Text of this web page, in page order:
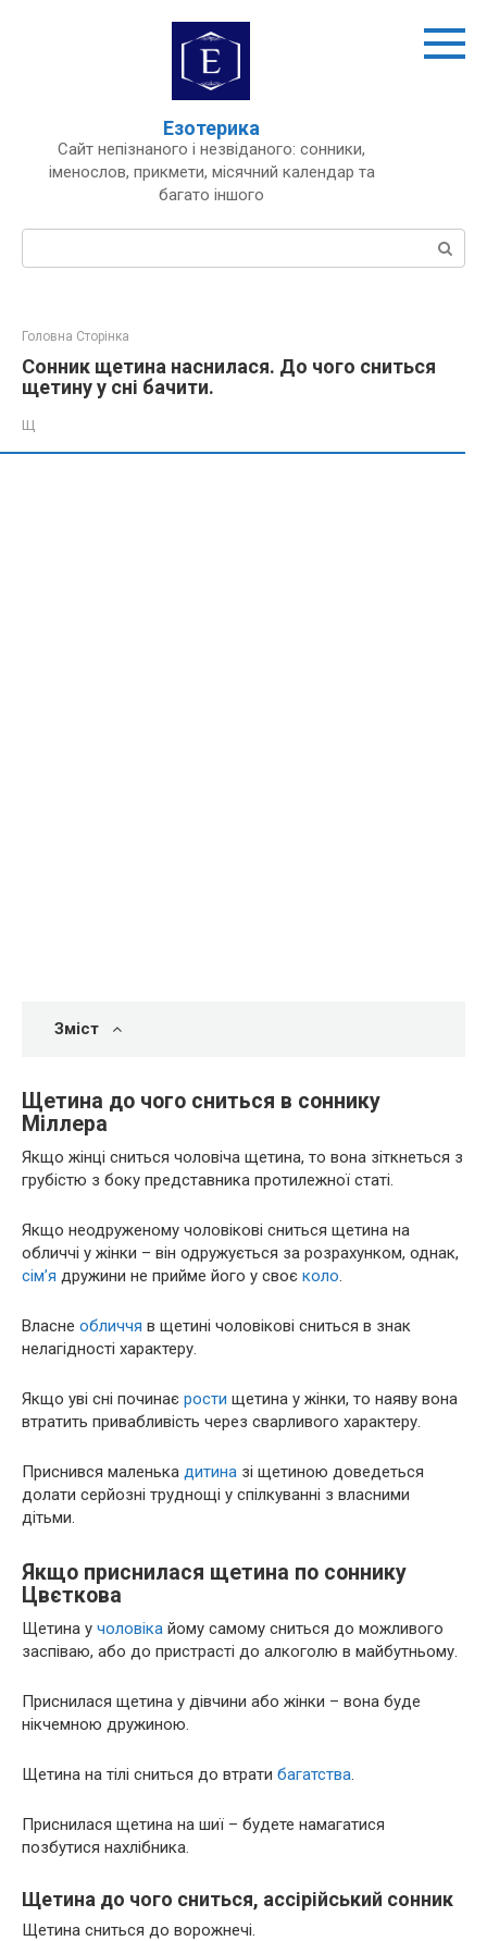
Езотерика
Сайт непізнаного і незвіданого: сонники,
іменослов, прикмети, місячний календар та
багато іншого
Пошук:
Головна Сторінка
Сонник щетина наснилася. До чого сниться
щетину у сні бачити.
Щ
Зміст
Щетина до чого сниться в соннику
Міллера
Якщо жінці сниться чоловіча щетина, то вона зіткнеться з
грубістю з боку представника протилежної статі.
Якщо неодруженому чоловікові сниться щетина на
обличчі у жінки – він одружується за розрахунком, однак,
сім’я дружини не прийме його у своє коло.
Власне обличчя в щетині чоловікові сниться в знак
нелагідності характеру.
Якщо уві сні починає рости щетина у жінки, то наяву вона
втратить привабливість через сварливого характеру.
Приснився маленька дитина зі щетиною доведеться
долати серйозні труднощі у спілкуванні з власними
дітьми.
Якщо приснилася щетина по соннику
Цвєткова
Щетина у чоловіка йому самому сниться до можливого
заспіваю, або до пристрасті до алкоголю в майбутньому.
Приснилася щетина у дівчини або жінки – вона буде
нікчемною дружиною.
Щетина на тілі сниться до втрати багатства.
Приснилася щетина на шиї – будете намагатися
позбутися нахлібника.
Щетина до чого сниться, ассірійський сонник
Щетина сниться до ворожнечі.